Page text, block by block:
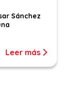
Sánchez
Leer más